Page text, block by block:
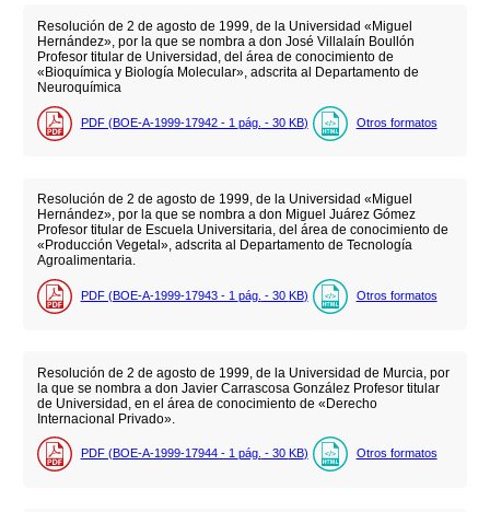
Resolución de 2 de agosto de 1999, de la Universidad «Miguel
Hernández», por la que se nombra a don José Villalaín Boullón
Profesor titular de Universidad, del área de conocimiento de
«Bioquímica y Biología Molecular», adscrita al Departamento de
Neuroquímica
PDF (BOE-A-1999-17942 - 1 pág. - 30 KB) Otros formatos
Resolución de 2 de agosto de 1999, de la Universidad «Miguel
Hernández», por la que se nombra a don Miguel Juárez Gómez
Profesor titular de Escuela Universitaria, del área de conocimiento de
«Producción Vegetal», adscrita al Departamento de Tecnología
Agroalimentaria.
PDF (BOE-A-1999-17943 - 1 pág. - 30 KB) Otros formatos
Resolución de 2 de agosto de 1999, de la Universidad de Murcia, por
la que se nombra a don Javier Carrascosa González Profesor titular
de Universidad, en el área de conocimiento de «Derecho
Internacional Privado».
PDF (BOE-A-1999-17944 - 1 pág. - 30 KB) Otros formatos